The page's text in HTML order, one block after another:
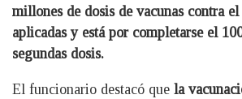
millones de dosis de vacunas contra
aplicadas y está por completarse el
segundas dosis.
El funcionario destacó que la